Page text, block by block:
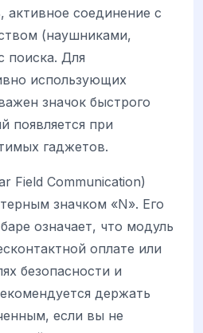
соединение с
(наушниками,
поиска. Для
использующих
значок быстрого
появляется при
гаджетов.
Field Communication)
значком «N». Его
означает, что модуль
оплате или
безопасности и
держать
если вы не